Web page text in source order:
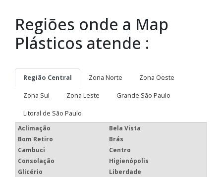
Regiões onde a Map
Plásticos atende :
Região Central Zona Norte
Zona Oeste
Zona Sul
Zona Leste
Grande São Paulo
Litoral de São Paulo
Aclimação
Bela Vista
Bom Retiro
Brás
Cambuci
Centro
Consolação
Higienópolis
Glicério
Liberdade